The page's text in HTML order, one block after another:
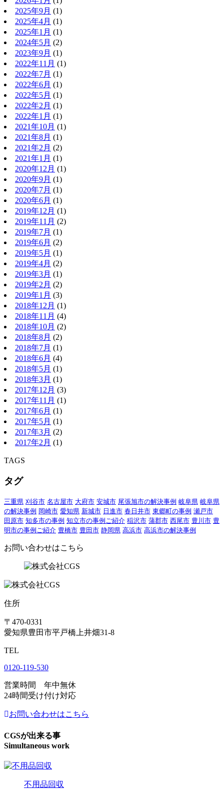
2025年9月 (1)
2025年4月 (1)
2025年1月 (1)
2024年5月 (2)
2023年9月 (1)
2022年11月 (1)
2022年7月 (1)
2022年6月 (1)
2022年5月 (1)
2022年2月 (1)
2022年1月 (1)
2021年10月 (1)
2021年8月 (1)
2021年2月 (2)
2021年1月 (1)
2020年12月 (1)
2020年9月 (1)
2020年7月 (1)
2020年6月 (1)
2019年12月 (1)
2019年11月 (2)
2019年7月 (1)
2019年6月 (2)
2019年5月 (1)
2019年4月 (2)
2019年3月 (1)
2019年2月 (2)
2019年1月 (3)
2018年12月 (1)
2018年11月 (4)
2018年10月 (2)
2018年8月 (2)
2018年7月 (1)
2018年6月 (4)
2018年5月 (1)
2018年3月 (1)
2017年12月 (3)
2017年11月 (1)
2017年6月 (1)
2017年5月 (1)
2017年3月 (2)
2017年2月 (1)
TAGS
タグ
三重県 刈谷市 名古屋市 大府市 安城市 尾張旭市の解決事例 岐阜県 岐阜県
の解決事例 岡崎市 愛知県 新城市 日進市 春日井市 東郷町の事例 瀬戸市
田原市 知多市の事例 知立市の事例ご紹介 稲沢市 蒲郡市 西尾市 豊川市 豊
明市の事例ご紹介 豊橋市 豊田市 静岡県 高浜市 高浜市の解決事例
お問い合わせはこちら
住所
〒470-0331
愛知県豊田市平戸橋上井畑31-8
TEL
0120-119-530
営業時間 年中無休
24時間受け付け対応
お問い合わせはこちら
CGSが出来る事
Simultaneous work
不用品回収